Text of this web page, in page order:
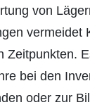
von
vermeidet
Zeitpunkten.
bei den
oder zur